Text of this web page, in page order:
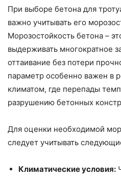
При выборе бетона для
важно учитывать его
Морозостойкость бетона –
выдерживать многократное
оттаивание без потери
параметр особенно важен в
климатом, где перепады
разрушению бетонных
Для оценки необходимой
следует учитывать
Климатические условия: